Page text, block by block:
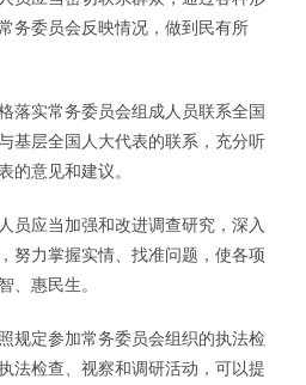
务委员会反映情况，做到民有所
落实常务委员会组成人员联系全国
基层全国人大代表的联系，充分听
的意见和建议。
应当加强和改进调查研究，深入
努力掌握实情、找准问题，使各项
、惠民生。
规定参加常务委员会组织的执法检
法检查、视察和调研活动，可以提